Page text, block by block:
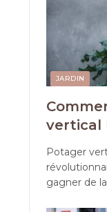
JARDIN
vertical
Potager
gagner de